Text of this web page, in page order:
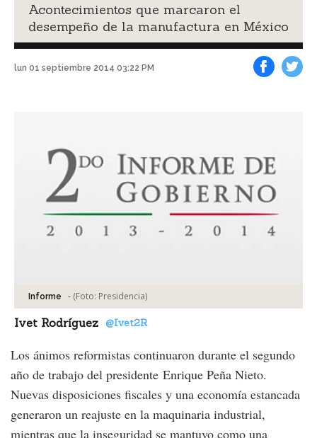
Acontecimientos que marcaron el
desempeño de la manufactura en México
lun 01 septiembre 2014 03:22 PM
Informe - (Foto: Presidencia)
Ivet Rodríguez @Ivet2R
Los ánimos reformistas continuaron durante el segundo
año de trabajo del presidente Enrique Peña Nieto.
Nuevas disposiciones fiscales y una economía estancada
generaron un reajuste en la maquinaria industrial,
mientras que la inseguridad se mantuvo como una